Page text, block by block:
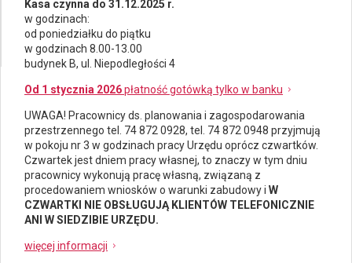
Kasa czynna do 31.12.2025 r.
w godzinach:
od poniedziałku do piątku
w godzinach 8.00-13.00
budynek B, ul. Niepodległości 4
Od 1 stycznia 2026płatność gotówką tylko w banku
UWAGA! Pracownicy ds. planowania i zagospodarowania
przestrzennego tel. 74 872 0928, tel. 74 872 0948 przyjmują
w pokoju nr 3 w godzinach pracy Urzędu oprócz czwartków.
Czwartek jest dniem pracy własnej, to znaczy w tym dniu
pracownicy wykonują pracę własną, związaną z
procedowaniem wniosków o warunki zabudowy i W
CZWARTKI NIE OBSŁUGUJĄ KLIENTÓW TELEFONICZNIE
ANI W SIEDZIBIE URZĘDU.
więcej informacji